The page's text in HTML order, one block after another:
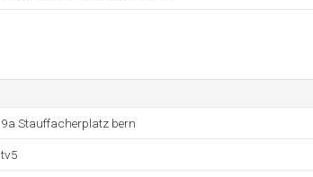
9a Stauffacherplatz bern
tv5